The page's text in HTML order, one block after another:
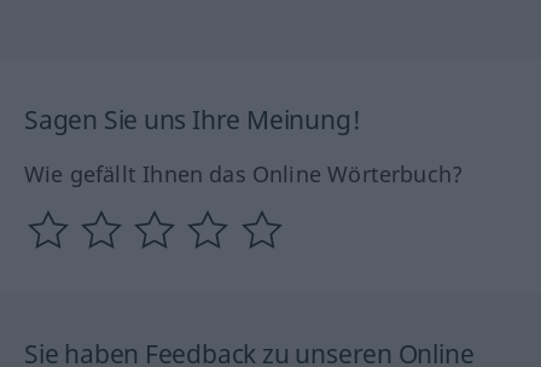
Sagen Sie uns Ihre Meinung!
Wie gefällt Ihnen das Online Wörterbuch?
Sie haben Feedback zu unseren Online